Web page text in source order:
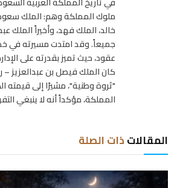
ملوك المملكة وهم: الملك
خالد، الملك فهد، وأخيراً الملك
جميعاً. وقد امتدت مسيرته في
عقود، حيث تميز بقدرته على
كان الملك فيصل بن عبدالعزيز –
"ثروة وطنية"، مشيرًا إلى قيمته
المملكة، مؤكداً أنه لا ينبغي
المقالاتذات الصلة